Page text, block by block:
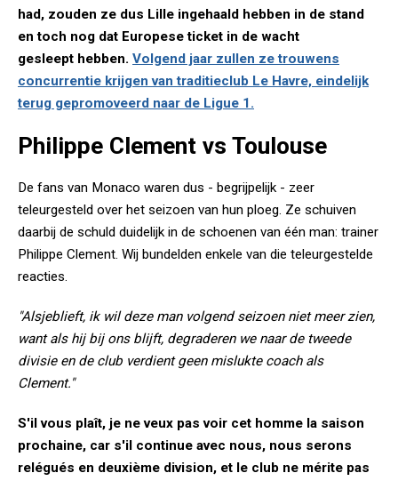
had, zouden ze dus Lille ingehaald hebben in de stand
en toch nog dat Europese ticket in de wacht
gesleept hebben. Volgend jaar zullen ze trouwens
concurrentie krijgen van traditieclub Le Havre, eindelijk
terug gepromoveerd naar de Ligue 1.
Philippe Clement vs Toulouse
De fans van Monaco waren dus - begrijpelijk - zeer
teleurgesteld over het seizoen van hun ploeg. Ze schuiven
daarbij de schuld duidelijk in de schoenen van één man: trainer
Philippe Clement. Wij bundelden enkele van die teleurgestelde
reacties.
"Alsjeblieft, ik wil deze man volgend seizoen niet meer zien,
want als hij bij ons blijft, degraderen we naar de tweede
divisie en de club verdient geen mislukte coach als
Clement."
S'il vous plaît, je ne veux pas voir cet homme la saison
prochaine, car s'il continue avec nous, nous serons
relégués en deuxième division, et le club ne mérite pas